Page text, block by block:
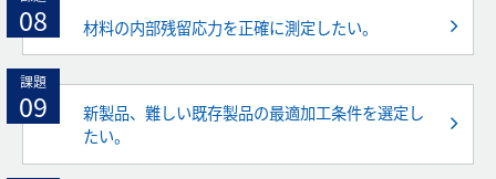
08 材料の内部残留応力を正確に測定したい。
課題
09
新製品、難しい既存製品の最適加工条件を選定し
たい。